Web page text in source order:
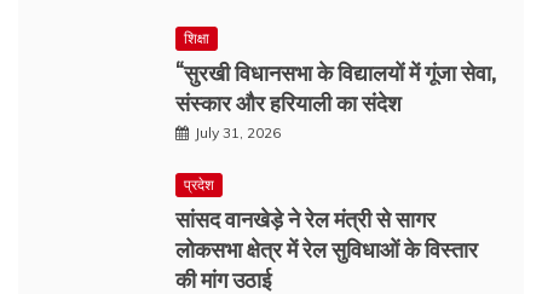
शिक्षा
“सुरखी विधानसभा के विद्यालयों में गूंजा सेवा,
संस्कार और हरियाली का संदेश
July 31, 2026
प्रदेश
सांसद वानखेड़े ने रेल मंत्री से सागर
लोकसभा क्षेत्र में रेल सुविधाओं के विस्तार
की मांग उठाई